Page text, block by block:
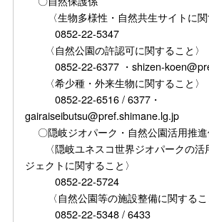
〈生物多様性・自然共生サイトに関
0852-22-5347
〈自然公園の許認可に関すること〉
0852-22-6377 ・shizen-
〈希少種・外来生物に関すること〉
0852-22-6516 / 6377・
gairaiseibutsu@pref.shimane.lg.jp
〇隠岐ジオパーク・自然公園活用推
〈隠岐ユネスコ世界ジオパークの活
ジェクトに関すること〉
0852-22-5724
〈自然公園等の施設整備に関するこ
0852-22-5348 / 6433